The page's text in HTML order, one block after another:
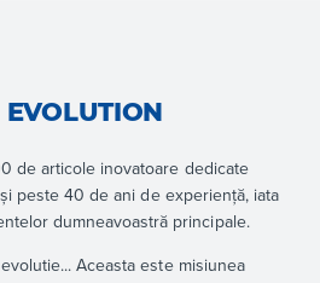
de articole inovatoare dedicate
peste 40 de ani de experiență, iata
dumneavoastră principale.
Aceasta este misiunea